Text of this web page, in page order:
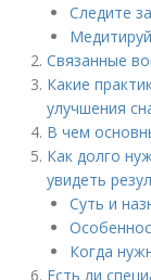
Следите
Связанные
Какие
улучшения
В чем
Как долго
увидеть
Суть и
Когда
Есть ли